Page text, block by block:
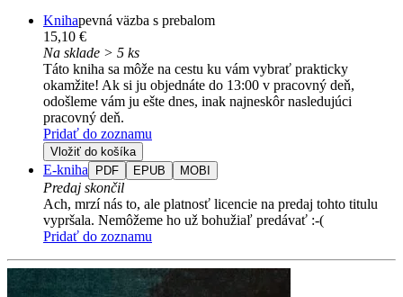
Knihapevná väzba s prebalom
15,10 €
Na sklade > 5 ks
Táto kniha sa môže na cestu ku vám vybrať prakticky
okamžite! Ak si ju objednáte do 13:00 v pracovný deň,
odošleme vám ju ešte dnes, inak najneskôr nasledujúci
pracovný deň.
Pridať do zoznamu
Vložiť do košíka
E-kniha PDF EPUB MOBI
Predaj skončil
Ach, mrzí nás to, ale platnosť licencie na predaj tohto titulu
vypršala. Nemôžeme ho už bohužiaľ predávať :-(
Pridať do zoznamu